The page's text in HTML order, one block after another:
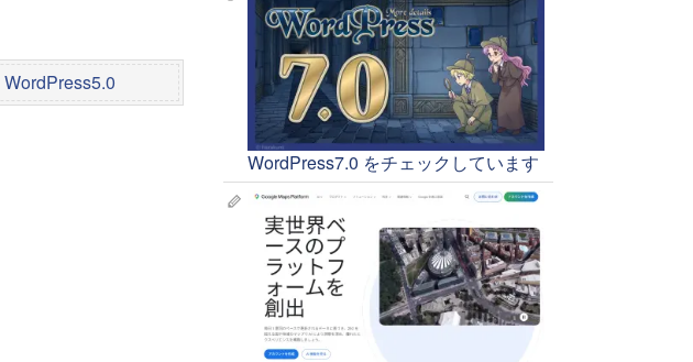
WordPress5.0
WordPress7.0 をチェックしています